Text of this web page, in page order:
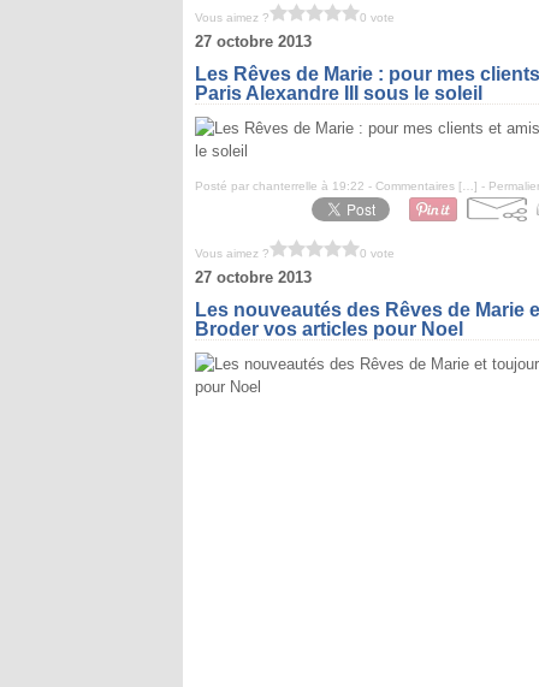
Vous aimez ? 0 vote
27 octobre 2013
Les Rêves de Marie : pour mes
Paris Alexandre III sous le soleil
Posté par chanterrelle à 19:22 - Commentaires [ ] -
Vous aimez ? 0 vote
27 octobre 2013
Les nouveautés des Rêves de Marie
Broder vos articles pour Noel